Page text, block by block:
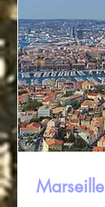
Marseille